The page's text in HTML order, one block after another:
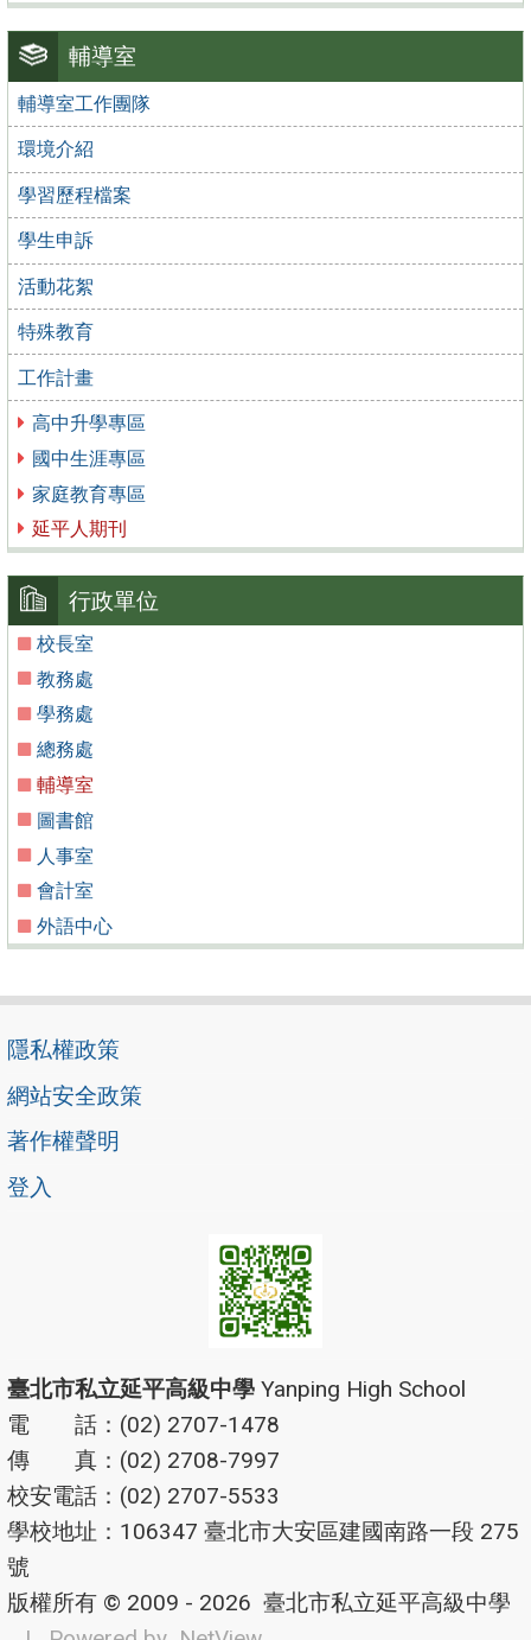
輔導室
輔導室工作團隊
環境介紹
學習歷程檔案
學生申訴
活動花絮
特殊教育
工作計畫
高中升學專區
國中生涯專區
家庭教育專區
延平人期刊
行政單位
校長室
教務處
學務處
總務處
輔導室
圖書館
人事室
會計室
外語中心
隱私權政策
網站安全政策
著作權聲明
登入
臺北市私立延平高級中學 Yanping High School
電 話：(02) 2707-1478
傳 真：(02) 2708-7997
校安電話：(02) 2707-5533
學校地址：106347 臺北市大安區建國南路一段 275
號
版權所有 © 2009 - 2026 臺北市私立延平高級中學